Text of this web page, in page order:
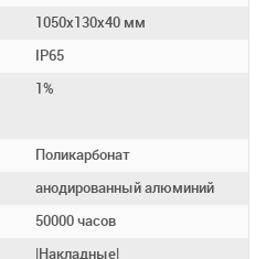
1050x130x40 мм
IP65
1%
Поликарбонат
анодированный алюминий
50000 часов
|Накладные|